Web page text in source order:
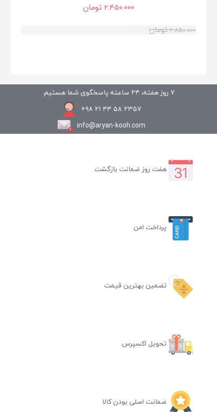
2.850.000تومان
2.450.000تومان
۷ روز هفته، ۲۴ ساعته پاسخگوی شما هستیم.
۲۳۵۷ ۵۸ ۴۴ ۲۱ ۹۸+
info@aryan-kooh.com
هفت روز ضمانت بازگشت
پرداخت امن
تضمین بهترین قیمت
تحویل اکسپرس
ضمانت اصلی بودن کالا